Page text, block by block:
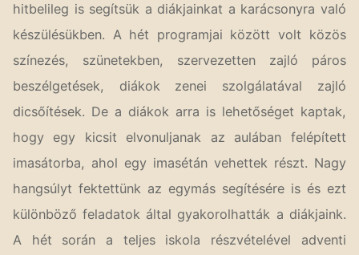
hitbelileg is segítsük a diákjainkat a karácsonyra való
készülésükben. A hét programjai között volt közös
színezés, szünetekben, szervezetten zajló páros
beszélgetések, diákok zenei szolgálatával zajló
dicsőítések. De a diákok arra is lehetőséget kaptak,
hogy egy kicsit elvonuljanak az aulában felépített
imasátorba, ahol egy imasétán vehettek részt. Nagy
hangsúlyt fektettünk az egymás segítésére is és ezt
különböző feladatok által gyakorolhatták a diákjaink.
A hét során a teljes iskola részvételével adventi